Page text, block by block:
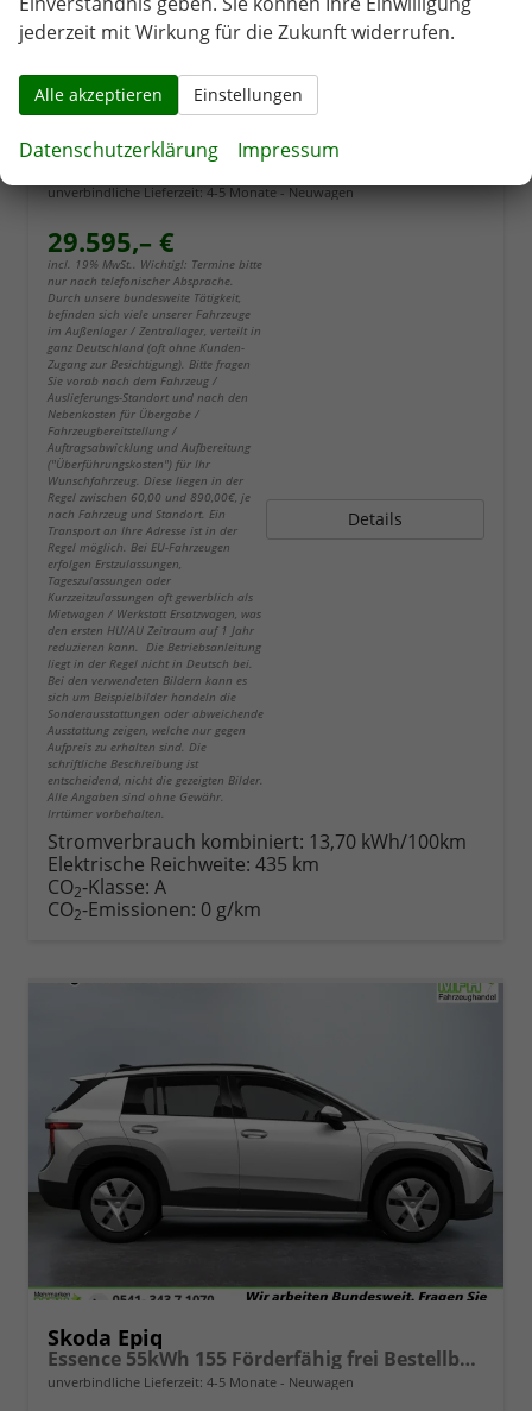
Skoda Epiq
unverbindliche Lieferzeit: 4-5 Monate Neuwagen
29.595,– €
incl. 19% MwSt.. Wichtig!: Termine bitte
nur nach telefonischer Absprache.
Durch unsere bundesweite Tätigkeit,
befinden sich viele unserer Fahrzeuge
im Außenlager / Zentrallager, verteilt in
ganz Deutschland (oft ohne Kunden-
Zugang zur Besichtigung). Bitte fragen
Sie vorab nach dem Fahrzeug /
Auslieferungs-Standort und nach den
Nebenkosten für Übergabe /
Fahrzeugbereitstellung /
Auftragsabwicklung und Aufbereitung
("Überführungskosten") für Ihr
Wunschfahrzeug. Diese liegen in der
Regel zwischen 60,00 und 890,00€, je
nach Fahrzeug und Standort. Ein
Transport an Ihre Adresse ist in der
Regel möglich. Bei EU-Fahrzeugen
erfolgen Erstzulassungen,
Tageszulassungen oder
Kurzzeitzulassungen oft gewerblich als
Mietwagen / Werkstatt Ersatzwagen, was
den ersten HU/AU Zeitraum auf 1 Jahr
reduzieren kann. Die Betriebsanleitung
liegt in der Regel nicht in Deutsch bei.
Bei den verwendeten Bildern kann es
sich um Beispielbilder handeln die
Sonderausstattungen oder abweichende
Ausstattung zeigen, welche nur gegen
Aufpreis zu erhalten sind. Die
schriftliche Beschreibung ist
entscheidend, nicht die gezeigten Bilder.
Alle Angaben sind ohne Gewähr.
Irrtümer vorbehalten.
Details
Stromverbrauch kombiniert: 13,70 kWh/100km
Elektrische Reichweite: 435 km
CO2-Klasse: A
CO2-Emissionen: 0 g/km
Skoda Epiq
Essence 55kWh 155 Förderfähig frei Bestellbar 5 Jahre Garantie
unverbindliche Lieferzeit: 4-5 Monate Neuwagen
jederzeit mit Wirkung für die Zukunft widerrufen.
Alle akzeptieren Einstellungen
Datenschutzerklärung Impressum